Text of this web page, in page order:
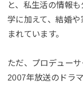
と、私生活の情報
学に加えて、結婚
まれています。
ただ、プロデュー
2007年放送のドラ